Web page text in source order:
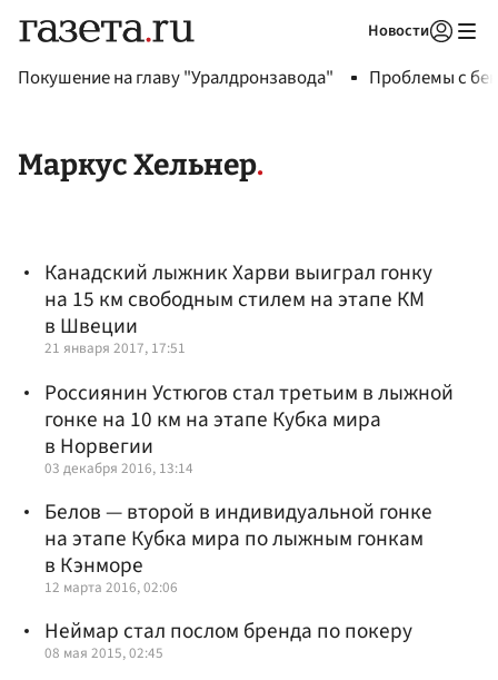
Новости
Покушение на главу "Уралдронзавода" Проблемы с
Маркус Хельнер
Канадский лыжник Харви выиграл гонку
на 15 км свободным стилем на этапе КМ
в Швеции
21 января 2017, 17:51
Россиянин Устюгов стал третьим в лыжной
гонке на 10 км на этапе Кубка мира
в Норвегии
03 декабря 2016, 13:14
Белов — второй в индивидуальной гонке
на этапе Кубка мира по лыжным гонкам
в Кэнморе
12 марта 2016, 02:06
Неймар стал послом бренда по покеру
08 мая 2015, 02:45